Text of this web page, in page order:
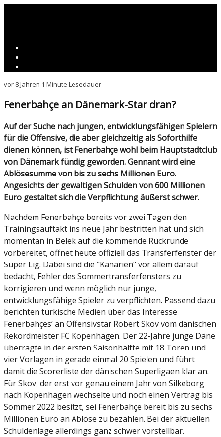
vor 8 Jahren 1 Minute Lesedauer
Fenerbahçe an Dänemark-Star dran?
Auf der Suche nach jungen, entwicklungsfähigen Spielern
für die Offensive, die aber gleichzeitig als Soforthilfe
dienen können, ist Fenerbahçe wohl beim Hauptstadtclub
von Dänemark fündig geworden. Gennant wird eine
Ablösesumme von bis zu sechs Millionen Euro.
Angesichts der gewaltigen Schulden von 600 Millionen
Euro gestaltet sich die Verpflichtung äußerst schwer.
Nachdem Fenerbahçe bereits vor zwei Tagen den
Trainingsauftakt ins neue Jahr bestritten hat und sich
momentan in Belek auf die kommende Rückrunde
vorbereitet, öffnet heute offiziell das Transferfenster der
Süper Lig. Dabei sind die "Kanarien" vor allem darauf
bedacht, Fehler des Sommertransferfensters zu
korrigieren und wenn möglich nur junge,
entwicklungsfähige Spieler zu verpflichten. Passend dazu
berichten türkische Medien über das Interesse
Fenerbahçes‘ an Offensivstar Robert Skov vom dänischen
Rekordmeister FC Kopenhagen. Der 22-Jahre junge Däne
überragte in der ersten Saisonhälfte mit 18 Toren und
vier Vorlagen in gerade einmal 20 Spielen und führt
damit die Scorerliste der dänischen Superligaen klar an.
Für Skov, der erst vor genau einem Jahr von Silkeborg
nach Kopenhagen wechselte und noch einen Vertrag bis
Sommer 2022 besitzt, sei Fenerbahçe bereit bis zu sechs
Millionen Euro an Ablöse zu bezahlen. Bei der aktuellen
Schuldenlage allerdings ganz schwer vorstellbar.